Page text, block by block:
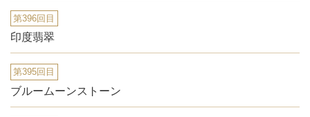
第396回目
印度翡翠
第395回目
ブルームーンストーン